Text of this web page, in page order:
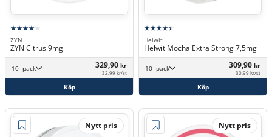
ZYN
ZYN Citrus 9mg
10 -pack 329,90 kr
32,99 kr/st
Köp
Helwit
Helwit Mocha Extra Strong 7,5mg
10 -pack 309,90 kr
30,99 kr/st
Köp
Nytt pris Nytt pris